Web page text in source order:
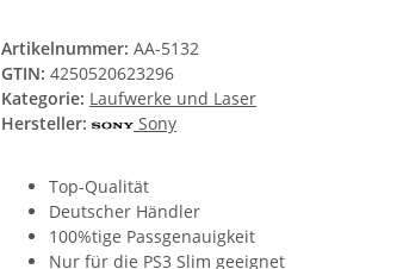
Artikelnummer: AA-5132
GTIN: 4250520623296
Kategorie: Laufwerke und Laser
Hersteller:
Sony
Top-Qualität
Deutscher Händler
100%tige Passgenauigkeit
Nur für die PS3 Slim geeignet